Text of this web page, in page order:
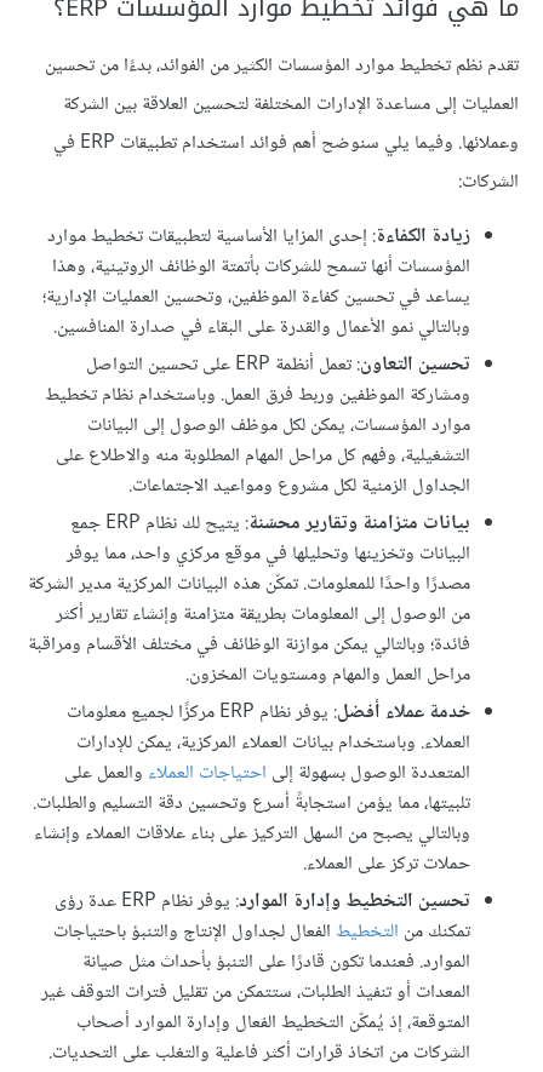
تقدم نظم تخطيط موارد المؤسسات الكثير من الفوائد، بدءًا من تحسين
العمليات إلى مساعدة الإدارات المختلفة لتحسين العلاقة بين الشركة
وعملائها. وفيما يلي سنوضح أهم فوائد استخدام تطبيقات ERP في
الشركات:
زيادة الكفاءة: إحدى المزايا الأساسية لتطبيقات تخطيط موارد
المؤسسات أنها تسمح للشركات بأتمتة الوظائف الروتينية، وهذا
يساعد في تحسين كفاءة الموظفين، وتحسين العمليات الإدارية؛
وبالتالي نمو الأعمال والقدرة على البقاء في صدارة المنافسين.
تحسين التعاون
: تعمل أنظمة ERP على تحسين التواصل
ومشاركة الموظفين وربط فرق العمل. وباستخدام نظام تخطيط
موارد المؤسسات، يمكن لكل موظف الوصول إلى البيانات
التشغيلية، وفهم كل مراحل المهام المطلوبة منه والاطلاع على
الجداول الزمنية لكل مشروع ومواعيد الاجتماعات.
بيانات متزامنة وتقارير محسّنة
: يتيح لك نظام ERP جمع
البيانات وتخزينها وتحليلها في موقع مركزي واحد، مما يوفر
مصدرًا واحدًا للمعلومات. تمكّن هذه البيانات المركزية مدير الشركة
من الوصول إلى المعلومات بطريقة متزامنة وإنشاء تقارير أكثر
فائدة؛ وبالتالي يمكن موازنة الوظائف في مختلف الأقسام ومراقبة
مراحل العمل والمهام ومستويات المخزون.
خدمة عملاء أفضل
: يوفر نظام ERP مركزًا لجميع معلومات
العملاء. وباستخدام بيانات العملاء المركزية، يمكن للإدارات
المتعددة الوصول بسهولة إلى احتياجات العملاء والعمل على
تلبيتها، مما يؤمن استجابةً أسرع وتحسين دقة التسليم والطلبات.
وبالتالي يصبح من السهل التركيز على بناء علاقات العملاء وإنشاء
حملات تركز على العملاء.
تحسين التخطيط وإدارة الموارد
: يوفر نظام ERP عدة رؤى
تمكنك من التخطيطالفعال لجداول الإنتاج والتنبؤ باحتياجات
الموارد. فعندما تكون قادرًا على التنبؤ بأحداث مثل صيانة
المعدات أو تنفيذ الطلبات، ستتمكن من تقليل فترات التوقف غير
المتوقعة، إذ يُمكّن التخطيط الفعال وإدارة الموارد أصحاب
الشركات من اتخاذ قرارات أكثر فاعلية والتغلب على التحديات.